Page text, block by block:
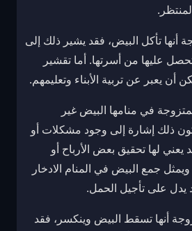
أنها تأكل البيض، فقد يشير ذلك إلى
تحصل عليها من أسرتها. أما تقشير
أن يعبر عن تربية الأبناء وتعليمهم.
في منامها البيض غير
ذلك إشارة إلى وجود مشكلات أو
لها تحقيق بعض الأرباح أو
جمع البيض في المنام الادخار
يدل على تأجيل الحمل.
أنها تسقط البيض وينكسر، فقد